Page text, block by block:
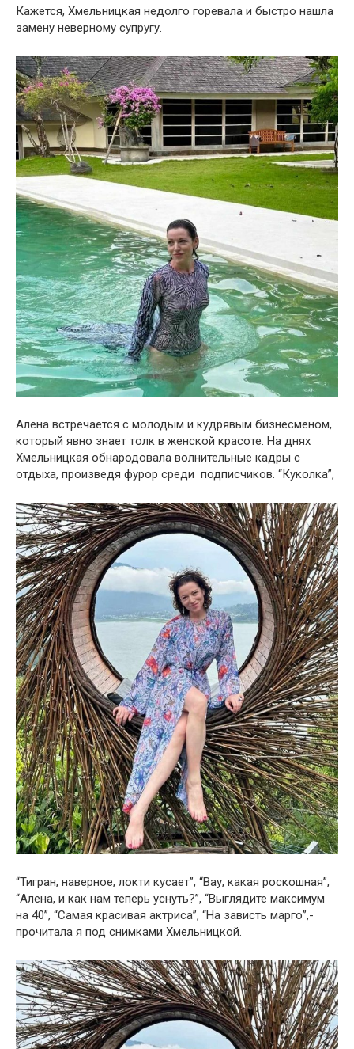
Кажется, Хмельницкая недолго горевала и быстро нашла
замену неверному супругу.
Алена встречается с молодым и кудрявым бизнесменом,
который явно знает толк в женской красоте. На днях
Хмельницкая обнародовала волнительные кадры с
отдыха, произведя фурор среди подписчиков. “Куколка”,
“Тигран, наверное, локти кусает”, “Вау, какая роскошная”,
“Алена, и как нам теперь уснуть?”, “Выглядите максимум
на 40”, “Самая красивая актриса”, “На зависть марго”,-
прочитала я под снимками Хмельницкой.